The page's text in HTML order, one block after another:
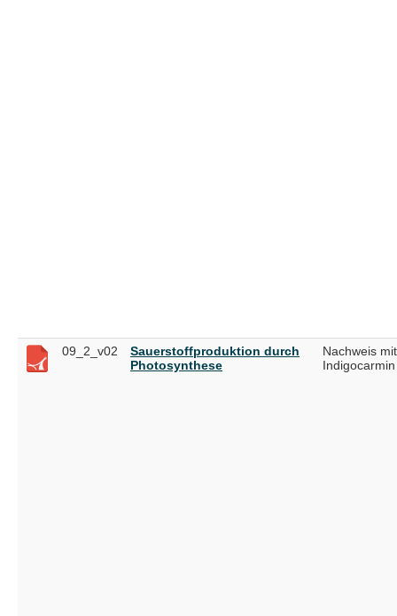
09_2_v02
Sauerstoffproduktion durch
Photosynthese
Nachweis mit
Indigocarmin